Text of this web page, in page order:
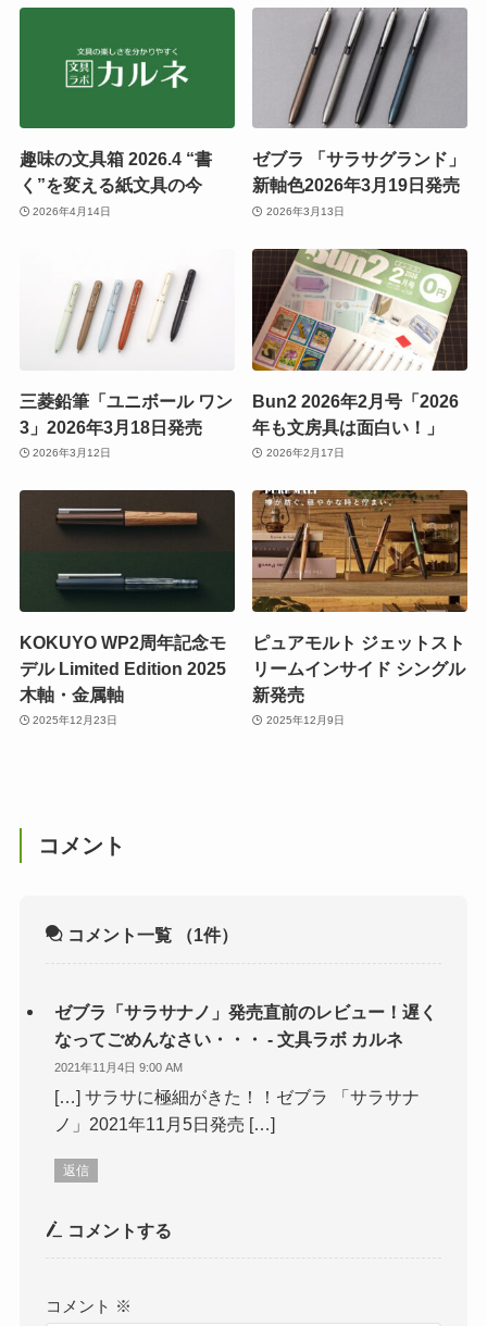
趣味の文具箱 2026.4 “書
く”を変える紙文具の今
2026年4月14日
ゼブラ 「サラサグランド」
新軸色2026年3月19日発売
2026年3月13日
三菱鉛筆「ユニボール ワン
3」2026年3月18日発売
2026年3月12日
Bun2 2026年2月号「2026
年も文房具は面白い！」
2026年2月17日
KOKUYO WP2周年記念モ
デル Limited Edition 2025
木軸・金属軸
2025年12月23日
ピュアモルト ジェットスト
リームインサイド シングル
新発売
2025年12月9日
コメント
コメント一覧 （1件）
ゼブラ「サラサナノ」発売直前のレビュー！遅く
なってごめんなさい・・・ - 文具ラボ カルネ
2021年11月4日 9:00 AM
[…] サラサに極細がきた！！ゼブラ 「サラサナ
ノ」2021年11月5日発売 […]
返信
コメントする
コメント ※